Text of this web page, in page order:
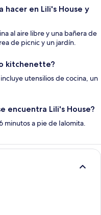
hacer en Lili's House y
al aire libre y una bañera de
de picnic y un jardín.
kitchenette?
utensilios de cocina, un
encuentra Lili's House?
minutos a pie de Ialomita.